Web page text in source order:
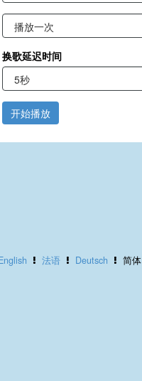
换歌延迟时间
开始播放
法语 Deutsch 简体